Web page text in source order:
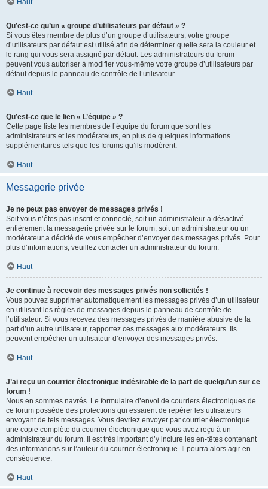
Haut
Qu’est-ce qu’un « groupe d’utilisateurs par défaut » ?
Si vous êtes membre de plus d’un groupe d’utilisateurs, votre groupe
d’utilisateurs par défaut est utilisé afin de déterminer quelle sera la couleur et
le rang qui vous sera assigné par défaut. Les administrateurs du forum
peuvent vous autoriser à modifier vous-même votre groupe d’utilisateurs par
défaut depuis le panneau de contrôle de l’utilisateur.
Haut
Qu’est-ce que le lien « L’équipe » ?
Cette page liste les membres de l’équipe du forum que sont les
administrateurs et les modérateurs, en plus de quelques informations
supplémentaires tels que les forums qu’ils modèrent.
Haut
Messagerie privée
Je ne peux pas envoyer de messages privés !
Soit vous n’êtes pas inscrit et connecté, soit un administrateur a désactivé
entièrement la messagerie privée sur le forum, soit un administrateur ou un
modérateur a décidé de vous empêcher d’envoyer des messages privés. Pour
plus d’informations, veuillez contacter un administrateur du forum.
Haut
Je continue à recevoir des messages privés non sollicités !
Vous pouvez supprimer automatiquement les messages privés d’un utilisateur
en utilisant les règles de messages depuis le panneau de contrôle de
l’utilisateur. Si vous recevez des messages privés de manière abusive de la
part d’un autre utilisateur, rapportez ces messages aux modérateurs. Ils
peuvent empêcher un utilisateur d’envoyer des messages privés.
Haut
J’ai reçu un courrier électronique indésirable de la part de quelqu’un sur ce
forum !
Nous en sommes navrés. Le formulaire d’envoi de courriers électroniques de
ce forum possède des protections qui essaient de repérer les utilisateurs
envoyant de tels messages. Vous devriez envoyer par courrier électronique
une copie complète du courrier électronique que vous avez reçu à un
administrateur du forum. Il est très important d’y inclure les en-têtes contenant
des informations sur l’auteur du courrier électronique. Il pourra alors agir en
conséquence.
Haut